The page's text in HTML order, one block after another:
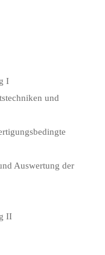
I
und
Auswertung der
II